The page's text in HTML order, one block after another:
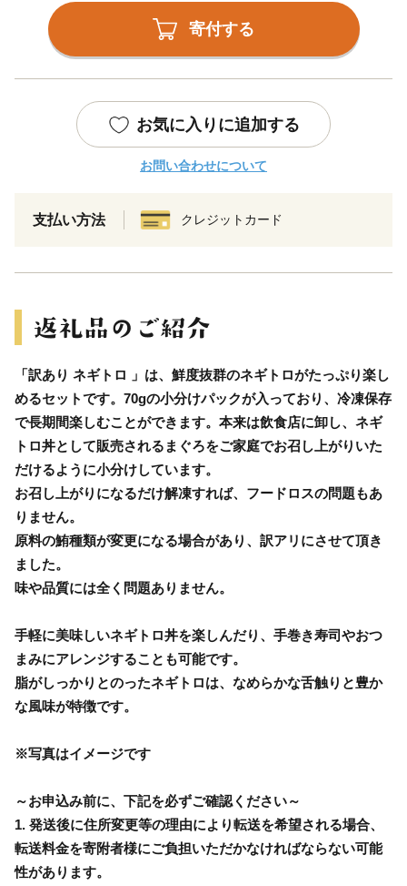
寄付する
お気に入りに追加する
お問い合わせについて
支払い方法 クレジットカード
「訳あり ネギトロ 」は、鮮度抜群のネギトロがたっぷり楽し
めるセットです。70gの小分けパックが入っており、冷凍保存
で長期間楽しむことができます。本来は飲食店に卸し、ネギ
トロ丼として販売されるまぐろをご家庭でお召し上がりいた
だけるように小分けしています。
お召し上がりになるだけ解凍すれば、フードロスの問題もあ
りません。
原料の鮪種類が変更になる場合があり、訳アリにさせて頂き
ました。
味や品質には全く問題ありません。
手軽に美味しいネギトロ丼を楽しんだり、手巻き寿司やおつ
まみにアレンジすることも可能です。
脂がしっかりとのったネギトロは、なめらかな舌触りと豊か
な風味が特徴です。
※写真はイメージです
～お申込み前に、下記を必ずご確認ください～
1. 発送後に住所変更等の理由により転送を希望される場合、
転送料金を寄附者様にご負担いただかなければならない可能
性があります。